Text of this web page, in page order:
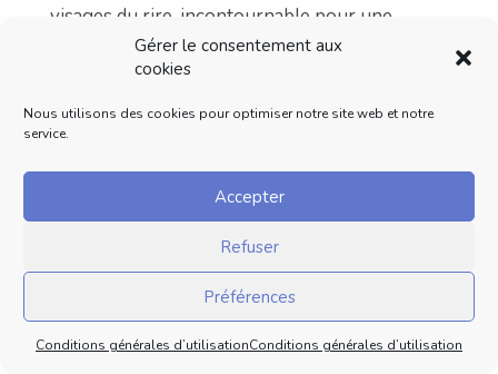
Gérer le consentement aux
cookies
Nous utilisons des cookies pour optimiser notre site web et notre
service.
Accepter
Refuser
Préférences
Conditions générales d’utilisationConditions générales d’utilisation
visages du rire, incontournable pour une
interview ! Adoubé par Panayotis et ses pairs, il
se distingue actuellement dans plusieurs
festivals. Repéré au festival Arti’Show de
Nanterre, il a fait beaucoup de chemin depuis et
il compte continuer sur sa lancée.
Yazid est un humoriste simple, qui profite de
chaque opportunité qui lui est donnée. Posé, il
n’en est pas moins besogneux quand il faut
être au rendez-vous.
Lire l’interview de Yazid Assoumani →